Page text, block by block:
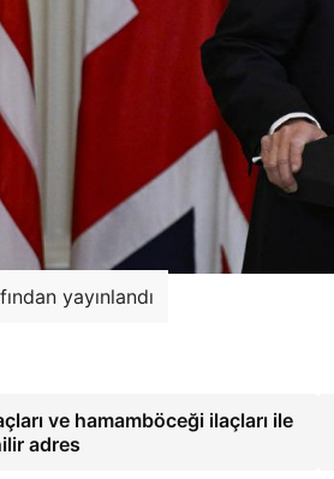
yayınlandı
ve hamamböceği ilaçları ile
adres